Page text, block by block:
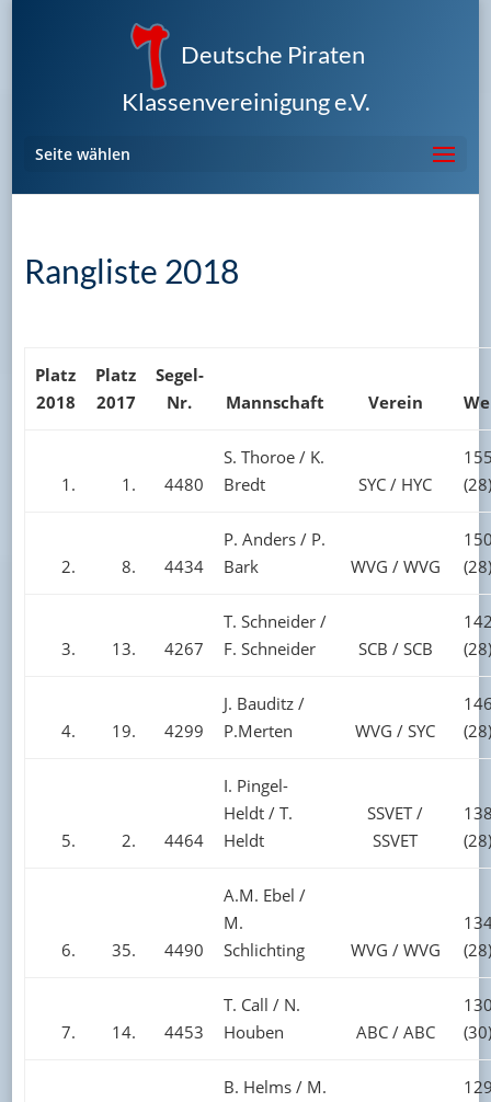
Deutsche Piraten
Klassenvereinigung e.V.
Seite wählen
Rangliste 2018
Platz
2018
Platz
2017
Segel-
Nr.
Mannschaft Verein
1. 1. 4480
S. Thoroe / K.
Bredt
SYC / HYC
(28)
2. 8. 4434
P. Anders / P.
Bark
WVG / WVG
(28)
3. 13. 4267
T. Schneider /
F. Schneider
SCB / SCB
(28)
4. 19. 4299
J. Bauditz /
P.Merten
WVG / SYC
(28)
5. 2. 4464
I. Pingel-
Heldt / T.
Heldt
SSVET /
SSVET
(28)
6. 35. 4490
A.M. Ebel /
M.
Schlichting
WVG / WVG
(28)
7. 14. 4453
T. Call / N.
Houben
ABC / ABC
(30)
B. Helms / M.